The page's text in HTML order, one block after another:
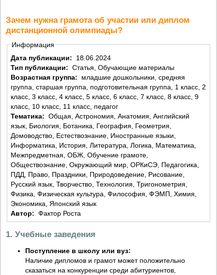
Зачем нужна грамота об участии или диплом
дистанционной олимпиады?
Информация
Дата публикации:
18.06.2024
Тип публикации: Статья, Обучающие материалы
Возрастная группа:
группа, старшая группа, подготовительная группа, 1 класс, 2
класс, 3 класс, 4 класс, 5 класс, 6 класс, 7 класс, 8 класс, 9
класс, 10 класс, 11 класс, педагог
Тематика: Общая, Астрономия, Анатомия, Английский
язык, Биология, Ботаника, География, Геометрия,
Домоводство, Естествознание, Иностранные языки,
Информатика, История, Литература, Логика, Математика,
Межпредметная, ОБЖ, Обучение грамоте,
Обществознание, Окружающий мир, ОРКиСЭ, Педагогика,
ПДД, Право, Праздники, Природоведение, Рисование,
Русский язык, Творчество, Технология, Тригонометрия,
Физика, Физическая культура, Философия, ФЭМП, Химия,
Экономика, Японский язык
Автор: Фактор Роста
1. Учебные заведения
Поступление в школу или вуз:
Наличие дипломов и грамот может положительно
сказаться на конкуренции среди абитуриентов,